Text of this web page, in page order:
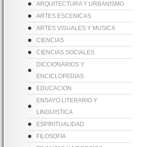
ARQUITECTURA Y URBANISMO
ARTES ESCENICAS
ARTES VISUALES Y MUSICA
CIENCIAS
CIENCIAS SOCIALES
DICCIONARIOS Y
ENCICLOPEDIAS
EDUCACION
ENSAYO LITERARIO Y
LINGUISTICA
ESPIRITUALIDAD
FILOSOFIA